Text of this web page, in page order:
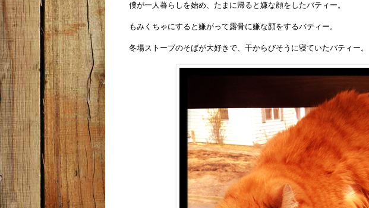
僕が一人暮らしを始め、たまに帰ると嫌な顔をしたバティー。
もみくちゃにすると嫌がって露骨に嫌な顔をするバティー。
冬場ストーブのそばが大好きで、干からびそうに寝ていたバティー。